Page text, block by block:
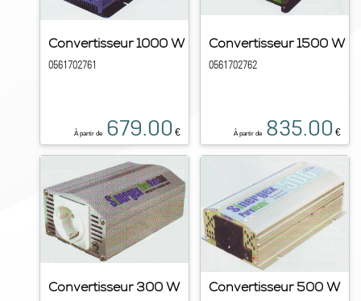
Convertisseur 1000 W
0561702761
À partir de 679.00 €
Convertisseur 1500 W
0561702762
À partir de 835.00 €
Convertisseur 300 W Convertisseur 500 W